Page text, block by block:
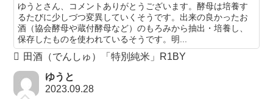
ゆうとさん、コメントありがとうございます。酵母は培養す
るたびに少しづつ変異していくそうです。出来の良かったお
酒（協会酵母や蔵付酵母など）のもろみから抽出・培養し、
保存したものを使われているそうです。明...
田酒（でんしゅ）「特別純米」R1BY
ゆうと
2023.09.28